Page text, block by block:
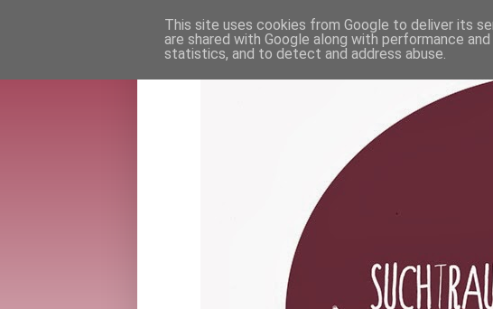
This site uses cookies from Google to deliver its
are shared with Google along with performance
statistics, and to detect and address abuse.